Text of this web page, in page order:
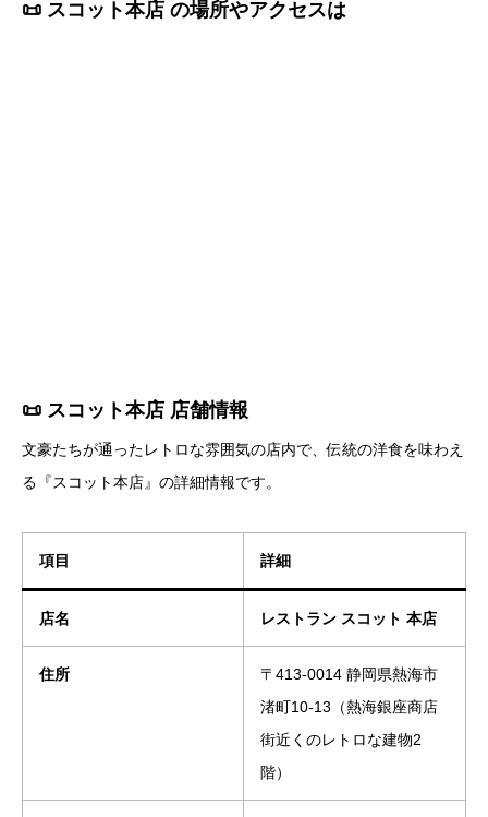
📜 スコット本店 の場所やアクセスは
📜 スコット本店 店舗情報
文豪たちが通ったレトロな雰囲気の店内で、伝統の洋食を味わえ
る『スコット本店』の詳細情報です。
項目 詳細
店名 レストラン スコット 本店
住所
〒413-0014 静岡県熱海市
渚町10-13（熱海銀座商店
街近くのレトロな建物2
階）